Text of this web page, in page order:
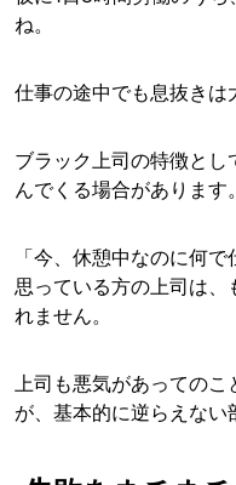
ね。
仕事の途中でも息抜きは
ブラック上司の特徴と
んでくる場合があります。
「今、休憩中なのに何
思っている方の上司は、
れません。
上司も悪気があってのこ
が、基本的に逆らえない